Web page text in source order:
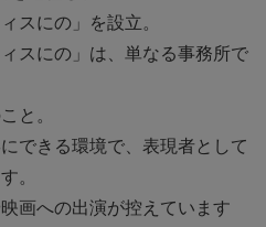
スにの」を設立。
スにの」は、単なる事務所で
と。
できる環境で、表現者として
。
画への出演が控えています